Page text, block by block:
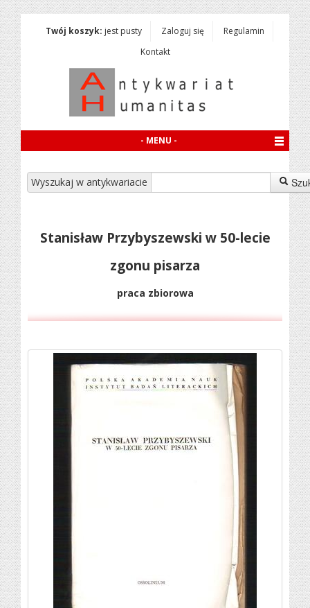
Twój koszyk: jest pusty Zaloguj się
Regulamin
Kontakt
- MENU -
Wyszukaj w antykwariacie
Stanisław Przybyszewski w 50-lecie
zgonu pisarza
praca zbiorowa